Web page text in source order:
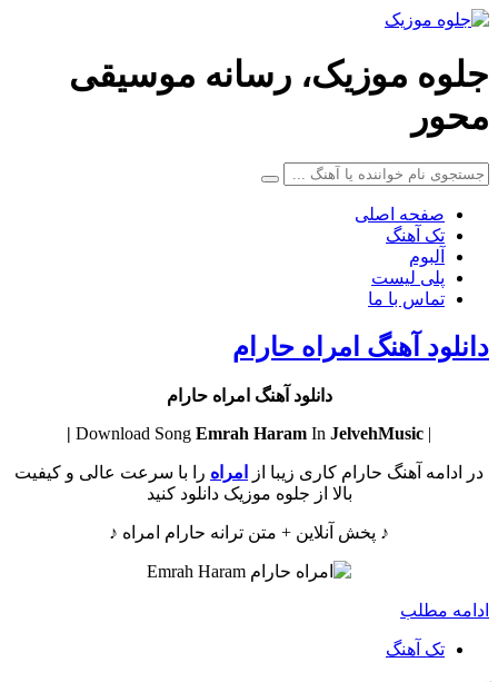
جلوه موزیک، رسانه موسیقی
محور
صفحه اصلی
تک آهنگ
آلبوم
پلی لیست
تماس با ما
دانلود آهنگ امراه حارام
دانلود آهنگ امراه حارام
| Download Song
Emrah Haram In JelvehMusic |
در ادامه آهنگ حارام کاری زیبا از امراه را با سرعت عالی و کیفیت
بالا از جلوه موزیک دانلود کنید
♪ پخش آنلاین + متن ترانه حارام امراه ♪
ادامه مطلب
تک آهنگ